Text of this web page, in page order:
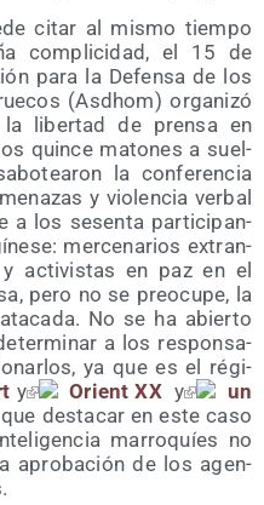
citar al mis­mo tiem­po
com­pli­ci­dad, el 15 de
para la Defen­sa de los
(Asdhom) orga­ni­zó
liber­tad de pren­sa en
quin­ce mato­nes a suel­
la con­fe­ren­cia
y vio­len­cia ver­bal
a los sesen­ta par­ti­ci­pan­
mer­ce­na­rios extran­
acti­vis­tas en paz en el
pero no se preo­cu­pe, la
No se ha abier­to
a los res­pon­sa­
ya que es el régi­
y Orient XX y
un
des­ta­car en este caso
marro­quíes no
apro­ba­ción de los agen­